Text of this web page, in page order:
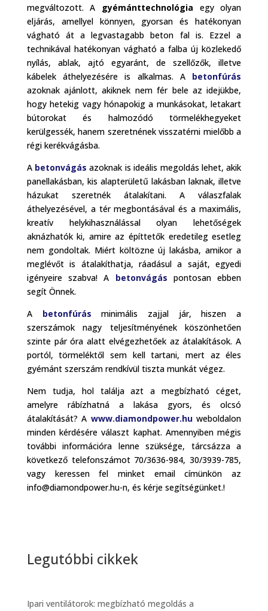
megváltozott. A gyémánttechnológia egy olyan
eljárás, amellyel könnyen, gyorsan és hatékonyan
vágható át a legvastagabb beton fal is. Ezzel a
technikával hatékonyan vágható a falba új közlekedő
nyílás, ablak, ajtó egyaránt, de szellőzők, illetve
kábelek áthelyezésére is alkalmas. A betonfúrás
azoknak ajánlott, akiknek nem fér bele az idejükbe,
hogy hetekig vagy hónapokig a munkásokat, letakart
bútorokat és halmozódó törmelékhegyeket
kerülgessék, hanem szeretnének visszatérni mielőbb a
régi kerékvágásba.
Abetonvágásazoknak is ideális megoldás lehet, akik
panellakásban, kis alapterületű lakásban laknak, illetve
házukat szeretnék átalakítani. A válaszfalak
áthelyezésével, a tér megbontásával és a maximális,
kreatív helykihasználással olyan lehetőségek
aknázhatók ki, amire az építtetők eredetileg esetleg
nem gondoltak. Miért költözne új lakásba, amikor a
meglévőt is átalakíthatja, ráadásul a saját, egyedi
igényeire szabva! A betonvágás pontosan ebben
segít Önnek.
Abetonfúrás minimális zajjal jár, hiszen a
szerszámok nagy teljesítményének köszönhetően
szinte pár óra alatt elvégezhetőek az átalakítások. A
portól, törmeléktől sem kell tartani, mert az éles
gyémánt szerszám rendkívül tiszta munkát végez.
Nem tudja, hol találja azt a megbízható céget,
amelyre rábízhatná a lakása gyors, és olcsó
átalakítását? A www.diamondpower.huweboldalon
minden kérdésére választ kaphat. Amennyiben mégis
további információra lenne szüksége, tárcsázza a
következő telefonszámot 70/3636-984, 30/3939-785,
vagy keressen fel minket email címünkön az
info@diamondpower.hu-n, és kérje segítségünket.!
Legutóbbi cikkek
Ipari ventilátorok: megbízható megoldás a